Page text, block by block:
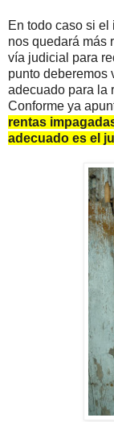
En todo caso si
nos quedará más
vía judicial para
punto deberemos
adecuado para la
Conforme ya
rentas
adecuado es el